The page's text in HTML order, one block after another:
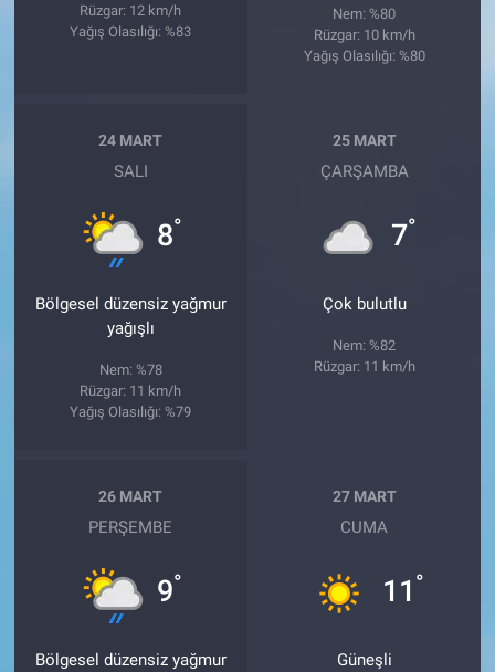
Rüzgar: 12 km/h
Yağış Olasılığı: %83
Nem: %80
Rüzgar: 10 km/h
Yağış Olasılığı: %80
24 MART
SALI
8°
Bölgesel düzensiz yağmur
yağışlı
Nem: %78
Rüzgar: 11 km/h
Yağış Olasılığı: %79
25 MART
ÇARŞAMBA
7°
Çok bulutlu
Nem: %82
Rüzgar: 11 km/h
26 MART
PERŞEMBE
9°
Bölgesel düzensiz yağmur
27 MART
CUMA
11 °
Güneşli